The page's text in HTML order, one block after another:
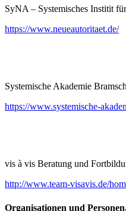
SyNA – Systemisches Institit
https://www.neueautoritaet.de/
Systemische Akademie
https://www.systemische-
vis à vis Beratung und
http://www.team-visavis.de/
Organisationen und